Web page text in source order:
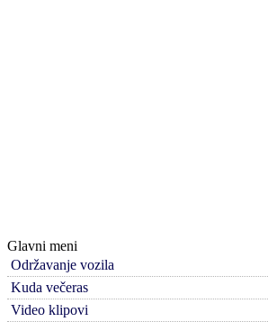
Glavni meni
Održavanje vozila
Kuda večeras
Video klipovi